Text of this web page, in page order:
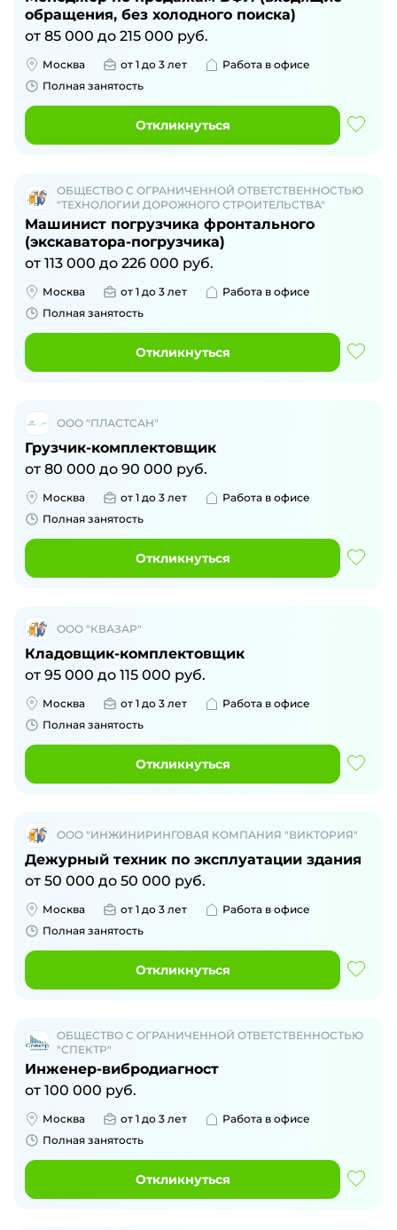
обращения, без холодного поиска)
от 85 000 до 215 000 руб.
Москва от 1 до 3 лет
Работа в офисе
Полная занятость
Откликнуться
ОБЩЕСТВО С ОГРАНИЧЕННОЙ ОТВЕТСТВЕННОСТЬЮ
"ТЕХНОЛОГИИ ДОРОЖНОГО СТРОИТЕЛЬСТВА"
Машинист погрузчика фронтального
(экскаватора-погрузчика)
от 113 000 до 226 000 руб.
Москва от 1 до 3 лет
Работа в офисе
Полная занятость
Откликнуться
ООО "ПЛАСТСАН"
Грузчик-комплектовщик
от 80 000 до 90 000 руб.
Москва от 1 до 3 лет
Работа в офисе
Полная занятость
Откликнуться
ООО "КВАЗАР"
Кладовщик-комплектовщик
от 95 000 до 115 000 руб.
Москва от 1 до 3 лет
Работа в офисе
Полная занятость
Откликнуться
ООО "ИНЖИНИРИНГОВАЯ КОМПАНИЯ "ВИКТОРИЯ"
Дежурный техник по эксплуатации здания
от 50 000 до 50 000 руб.
Москва от 1 до 3 лет
Работа в офисе
Полная занятость
Откликнуться
ОБЩЕСТВО С ОГРАНИЧЕННОЙ ОТВЕТСТВЕННОСТЬЮ
"СПЕКТР"
Инженер-вибродиагност
от 100 000 руб.
Москва от 1 до 3 лет
Работа в офисе
Полная занятость
Откликнуться